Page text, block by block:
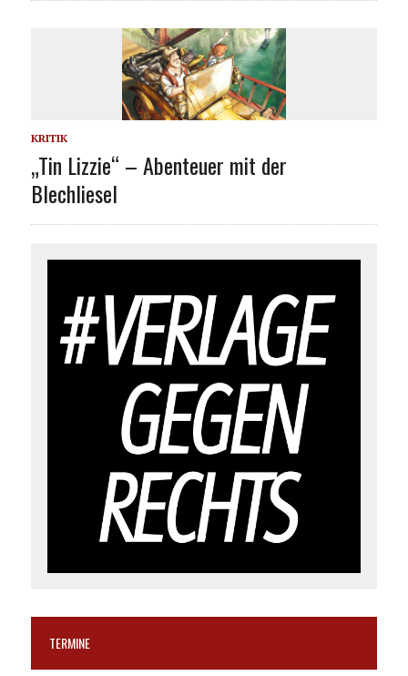
KRITIK
„Tin Lizzie“ – Abenteuer mit der
Blechliesel
TERMINE